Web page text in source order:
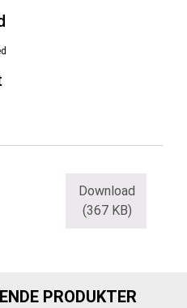
Download
(367 KB)
PRODUKTER